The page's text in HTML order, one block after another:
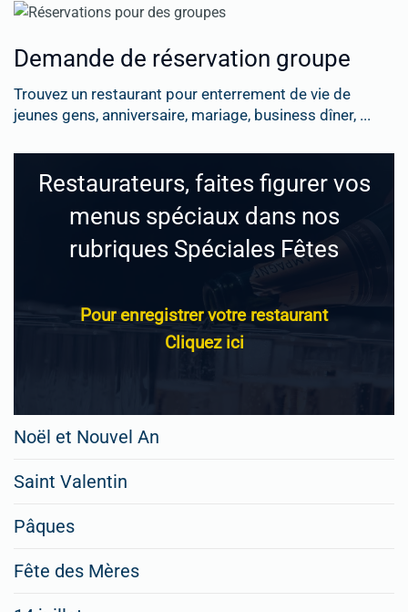
Demande de réservation groupe
Trouvez un restaurant pour enterrement de vie de
jeunes gens, anniversaire, mariage, business dîner, ...
Restaurateurs, faites figurer vos
menus spéciaux dans nos
rubriques Spéciales Fêtes
Pour enregistrer votre restaurant
Cliquez ici
Noël et Nouvel An
Saint Valentin
Pâques
Fête des Mères